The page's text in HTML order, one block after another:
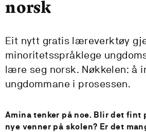
norsk
Eit nytt gratis læreverktøy
minoritetsspråklege
lære seg norsk. Nøkkelen: å
ungdommane i prosessen.
Amina tenker på noe. Blir det fint
nye venner på skolen? Er det